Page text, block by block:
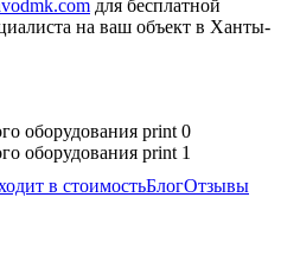
для бесплатной
на ваш объект в Ханты-
в стоимостьБлогОтзывы